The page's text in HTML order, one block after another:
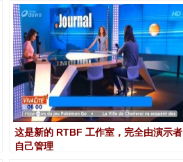
这是新的 RTBF 工作室，完全由演示者
自己管理